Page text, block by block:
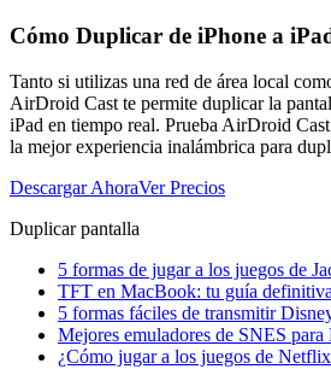
Cómo Duplicar de iPhone a
Tanto si utilizas una red de área local
AirDroid Cast te permite duplicar la
iPad en tiempo real. Prueba AirDroid
la mejor experiencia inalámbrica para
Descargar AhoraVer Precios
Duplicar pantalla
5 formas de jugar a los juegos de
TFT en MacBook: tu guía
5 formas fáciles de transmitir
Mejores emuladores de SNES
¿Cómo jugar a los juegos de